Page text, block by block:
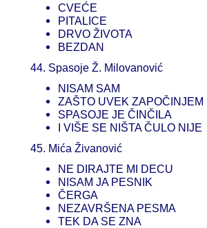
CVEĆE
PITALICE
DRVO ŽIVOTA
BEZDAN
44. Spasoje Ž. Milovanović
NISAM SAM
ZAŠTO UVEK ZAPOČINJEM
SPASOJE JE ČINČILA
I VIŠE SE NIŠTA ČULO NIJE
45. Mića Živanović
NE DIRAJTE MI DECU
NISAM JA PESNIK
ČERGA
NEZAVRŠENA PESMA
TEK DA SE ZNA